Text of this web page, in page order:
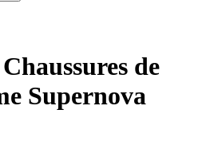
Chaussures de
Supernova